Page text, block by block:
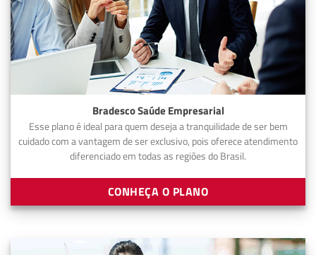
Bradesco Saúde Empresarial
Esse plano é ideal para quem deseja a tranquilidade de ser bem
cuidado com a vantagem de ser exclusivo, pois oferece atendimento
diferenciado em todas as regiões do Brasil.
CONHEÇA O PLANO